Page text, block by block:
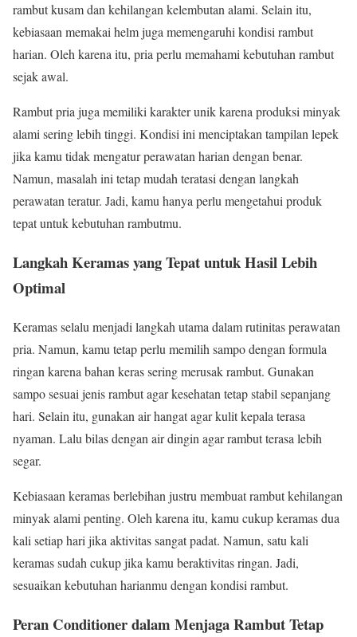
rambut kusam dan kehilangan kelembutan alami. Selain itu,
kebiasaan memakai helm juga memengaruhi kondisi rambut
harian. Oleh karena itu, pria perlu memahami kebutuhan rambut
sejak awal.
Rambut pria juga memiliki karakter unik karena produksi minyak
alami sering lebih tinggi. Kondisi ini menciptakan tampilan lepek
jika kamu tidak mengatur perawatan harian dengan benar.
Namun, masalah ini tetap mudah teratasi dengan langkah
perawatan teratur. Jadi, kamu hanya perlu mengetahui produk
tepat untuk kebutuhan rambutmu.
Langkah Keramas yang Tepat untuk Hasil Lebih
Optimal
Keramas selalu menjadi langkah utama dalam rutinitas perawatan
pria. Namun, kamu tetap perlu memilih sampo dengan formula
ringan karena bahan keras sering merusak rambut. Gunakan
sampo sesuai jenis rambut agar kesehatan tetap stabil sepanjang
hari. Selain itu, gunakan air hangat agar kulit kepala terasa
nyaman. Lalu bilas dengan air dingin agar rambut terasa lebih
segar.
Kebiasaan keramas berlebihan justru membuat rambut kehilangan
minyak alami penting. Oleh karena itu, kamu cukup keramas dua
kali setiap hari jika aktivitas sangat padat. Namun, satu kali
keramas sudah cukup jika kamu beraktivitas ringan. Jadi,
sesuaikan kebutuhan harianmu dengan kondisi rambut.
Peran Conditioner dalam Menjaga Rambut Tetap